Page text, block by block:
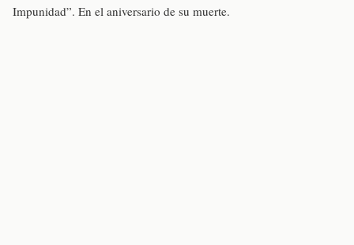
Impunidad”. En el aniversario de su muerte.